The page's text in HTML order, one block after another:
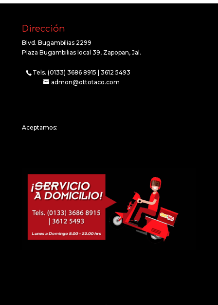
Dirección
Blvd. Bugambilias 2299
Plaza Bugambilias local 39, Zapopan, Jal.
Tels. (0133) 3686 8915 | 3612 5493
admon@ottotaco.com
Aceptamos: